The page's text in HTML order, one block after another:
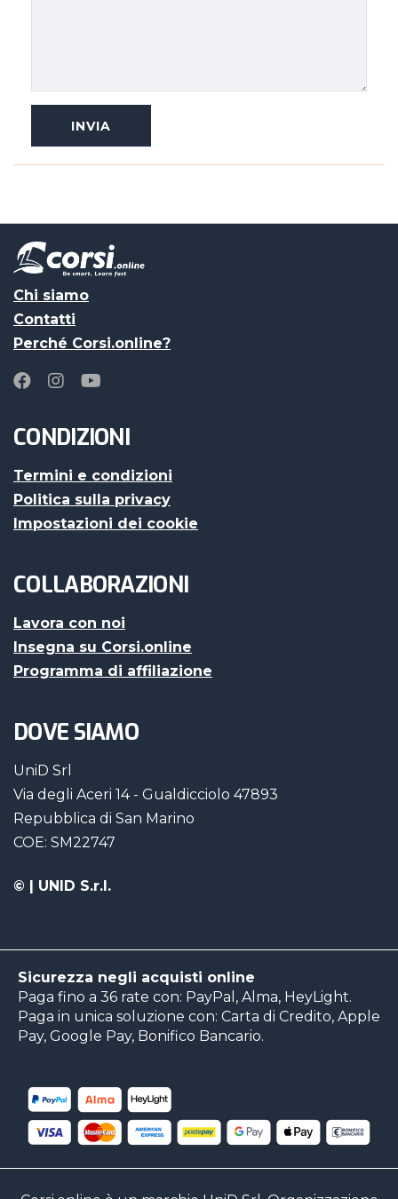
Chi siamo
Contatti
Perché Corsi.online?
CONDIZIONI
Termini e condizioni
Politica sulla privacy
Impostazioni dei cookie
COLLABORAZIONI
Lavora con noi
Insegna su Corsi.online
Programma di affiliazione
DOVE SIAMO
UniD Srl
Via degli Aceri 14 - Gualdicciolo 47893
Repubblica di San Marino
COE: SM22747
© | UNID S.r.l.
Sicurezza negli acquisti online
Paga fino a 36 rate con: PayPal, Alma, HeyLight.
Paga in unica soluzione con: Carta di Credito, Apple
Pay, Google Pay, Bonifico Bancario.